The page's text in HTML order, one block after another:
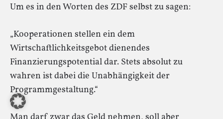
Um es in den Worten des ZDF selbst zu sagen:
„Kooperationen stellen ein dem
Wirtschaftlichkeitsgebot dienendes
Finanzierungspotential dar. Stets absolut zu
wahren ist dabei die Unabhängigkeit der
Programmgestaltung.“